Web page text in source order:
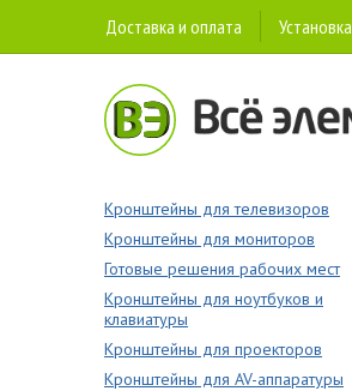
Доставка и оплата Установка
Кронштейны для телевизоров
Кронштейны для мониторов
Готовые решения рабочих мест
Кронштейны для ноутбуков и
клавиатуры
Кронштейны для проекторов
Кронштейны для AV-аппаратуры